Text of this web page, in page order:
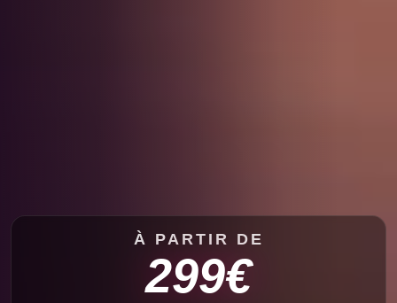
À PARTIR DE
299€